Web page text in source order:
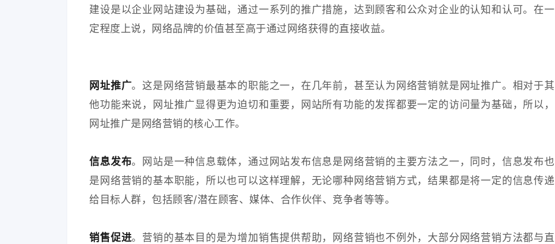
建设是以企业网站建设为基础，通过一系列的推广措施，达到顾客和公众对企业的认知和认可。在一
定程度上说，网络品牌的价值甚至高于通过网络获得的直接收益。
网址推广。这是网络营销最基本的职能之一，在几年前，甚至认为网络营销就是网址推广。相对于其
他功能来说，网址推广显得更为迫切和重要，网站所有功能的发挥都要一定的访问量为基础，所以，
网址推广是网络营销的核心工作。
信息发布。网站是一种信息载体，通过网站发布信息是网络营销的主要方法之一，同时，信息发布也
是网络营销的基本职能，所以也可以这样理解，无论哪种网络营销方式，结果都是将一定的信息传递
给目标人群，包括顾客/潜在顾客、媒体、合作伙伴、竞争者等等。
销售促进。营销的基本目的是为增加销售提供帮助，网络营销也不例外，大部分网络营销方法都与直